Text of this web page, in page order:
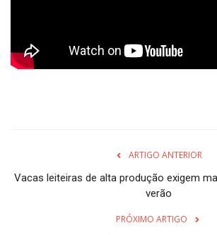
ARTIGO ANTERIOR
Vacas leiteiras de alta produção exigem
verão
PRÓXIMO ARTIGO